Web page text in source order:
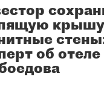
об отеле